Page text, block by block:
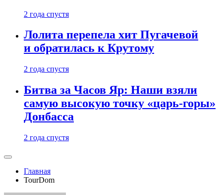
2 года спустя
Лолита перепела хит Пугачевой
и обратилась к Крутому
2 года спустя
Битва за Часов Яр: Наши взяли
самую высокую точку «царь-горы»
Донбасса
2 года спустя
Главная
TourDom